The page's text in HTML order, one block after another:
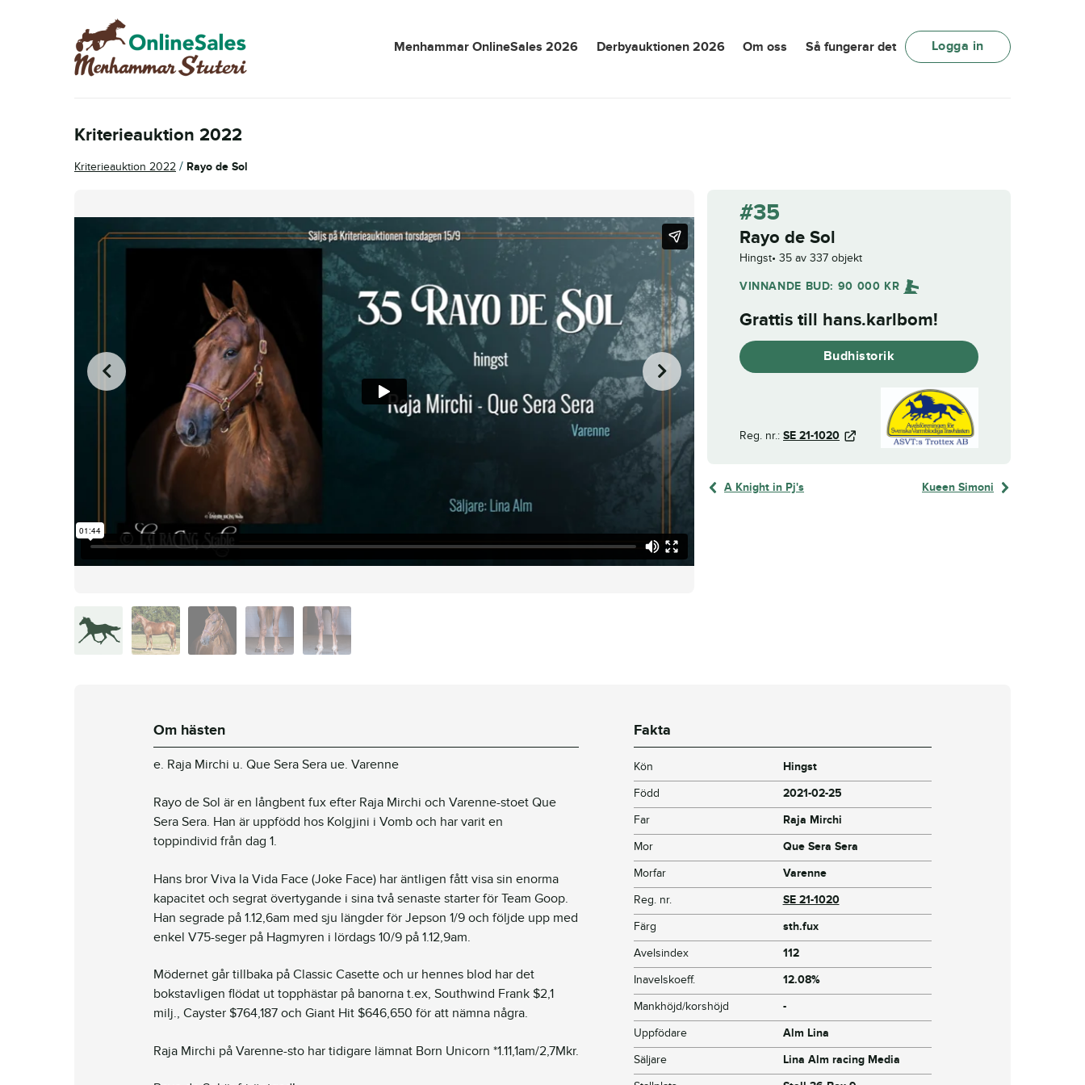
Hoppa
till
navigering
Hoppa
till
innehåll
Menhammar OnlineSales 2026 Derbyauktionen 2026 Om oss Så fungerar det Logga in
Kriterieauktion 2022
Kriterieauktion 2022 / Rayo de Sol
35 Rayo de Solfrom L.A. Racing Mediaon Vimeo.
#35
Rayo de Sol
Hingst 35 av 337 objekt
VINNANDE BUD: 90 000 KR
Grattis till hans.karlbom!
Budhistorik
Reg. nr.: SE 21-1020
A Knight in Pj's Kueen Simoni
Om hästen
e. Raja Mirchi u. Que Sera Sera ue. Varenne
Rayo de Sol är en långbent fux efter Raja Mirchi och Varenne-stoet Que
Sera Sera. Han är uppfödd hos Kolgjini i Vomb och har varit en
toppindivid från dag 1.
Hans bror Viva la Vida Face (Joke Face) har äntligen fått visa sin enorma
kapacitet och segrat övertygande i sina två senaste starter för Team Goop.
Han segrade på 1.12,6am med sju längder för Jepson 1/9 och följde upp med
enkel V75-seger på Hagmyren i lördags 10/9 på 1.12,9am.
Mödernet går tillbaka på Classic Casette och ur hennes blod har det
bokstavligen flödat ut topphästar på banorna t.ex, Southwind Frank $2,1
milj., Cayster $764,187 och Giant Hit $646,650 för att nämna några.
Raja Mirchi på Varenne-sto har tidigare lämnat Born Unicorn *1.11,1am/2,7Mkr.
Fakta
Kön
Hingst
Född
2021-02-25
Far
Raja Mirchi
Mor
Que Sera Sera
Morfar
Varenne
Reg. nr.
SE 21-1020
Färg
sth.fux
Avelsindex
112
Inavelskoeff.
12.08%
Mankhöjd/korshöjd
-
Uppfödare
Alm Lina
Säljare
Lina Alm racing Media